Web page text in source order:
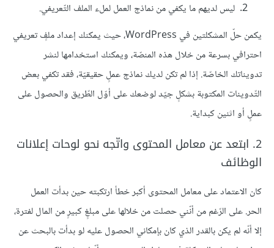
ليس لديهم ما يكفي من نماذج العمل لملء الملف التّعريفي.
يكمن حلّ المشكلتين في WordPress، حيث يمكنك إعداد ملفٍ تعريفي
احترافي بسرعة من خلال هذه المنصّة، ويمكنك استخدامها لنشر
تدويناتك الخاصّة. إذا لم تكن لديك نماذج عملٍ حقيقيّة، فقد تكفي بعض
التّدوينات المكتوبة بشكلٍ جيّد لوضعك على أوّل الطّريق والحصول على
عملٍ أو اثنين كبداية.
2. ابتعد عن معامل المحتوى واتّجه نحو لوحات إعلانات
الوظائف
كان الاعتماد على معامل المحتوى أكبر خطأ ارتكبته حين بدأت العمل
الحر. على الرّغم من أنّني حصلت من خلالها على مبلغٍ كبيرٍ من المال لفترة،
إلا أنّه لم يكن بالقدر الذي كان بإمكاني الحصول عليه لو بدأت بالبحث عن